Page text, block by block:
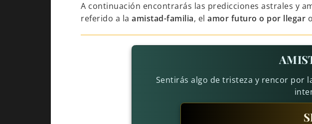
A continuación encontrarás las predicciones astrales y
referido a la amistad-familia, el amor futuro o por llegar
Sentirás algo de tristeza y rencor por